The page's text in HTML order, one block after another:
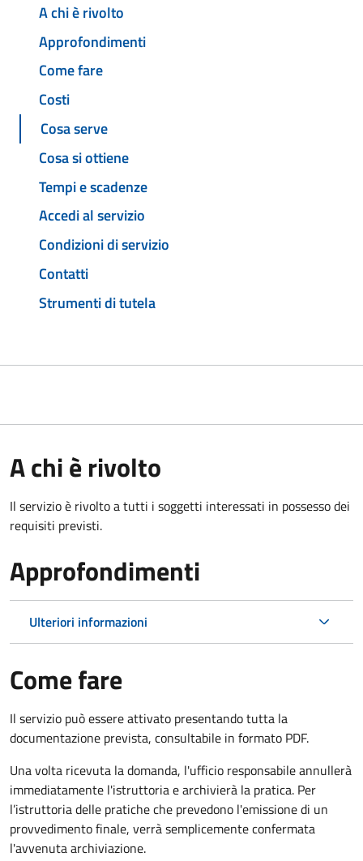
A chi è rivolto
Approfondimenti
Come fare
Costi
Cosa serve
Cosa si ottiene
Tempi e scadenze
Accedi al servizio
Condizioni di servizio
Contatti
Strumenti di tutela
A chi è rivolto
Il servizio è rivolto a tutti i soggetti interessati in possesso dei
requisiti previsti.
Approfondimenti
Ulteriori informazioni
Come fare
Il servizio può essere attivato presentando tutta la
documentazione prevista, consultabile in formato PDF.
Una volta ricevuta la domanda, l'ufficio responsabile annullerà
immediatamente l'istruttoria e archivierà la pratica. Per
l’istruttoria delle pratiche che prevedono l'emissione di un
provvedimento finale, verrà semplicemente confermata
l'avvenuta archiviazione.